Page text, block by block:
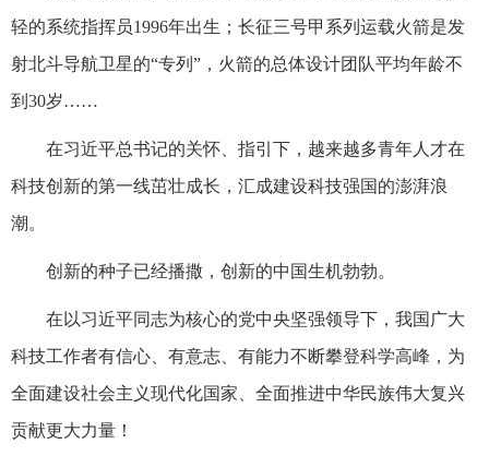
轻的系统指挥员1996年出生；长征三号甲系列运载火箭是发
射北斗导航卫星的“专列”，火箭的总体设计团队平均年龄不
到30岁……
在习近平总书记的关怀、指引下，越来越多青年人才在
科技创新的第一线茁壮成长，汇成建设科技强国的澎湃浪
潮。
创新的种子已经播撒，创新的中国生机勃勃。
在以习近平同志为核心的党中央坚强领导下，我国广大
科技工作者有信心、有意志、有能力不断攀登科学高峰，为
全面建设社会主义现代化国家、全面推进中华民族伟大复兴
贡献更大力量！